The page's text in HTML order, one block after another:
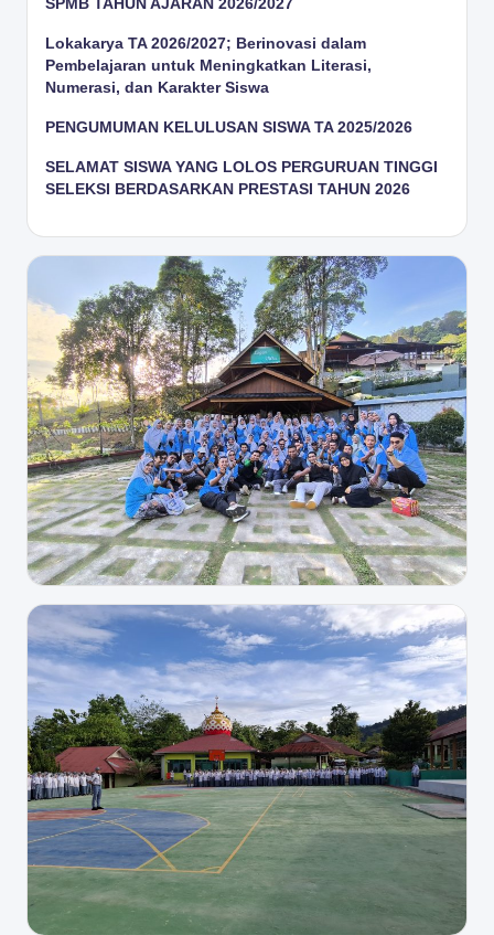
SPMB TAHUN AJARAN 2026/2027
Lokakarya TA 2026/2027; Berinovasi dalam
Pembelajaran untuk Meningkatkan Literasi,
Numerasi, dan Karakter Siswa
PENGUMUMAN KELULUSAN SISWA TA 2025/2026
SELAMAT SISWA YANG LOLOS PERGURUAN TINGGI
SELEKSI BERDASARKAN PRESTASI TAHUN 2026